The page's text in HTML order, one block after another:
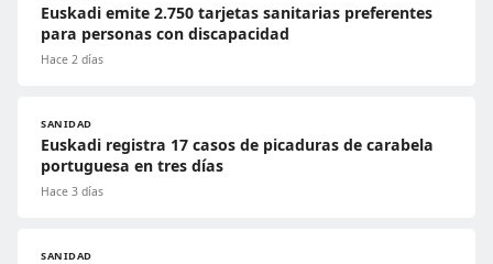
Euskadi emite 2.750 tarjetas sanitarias preferentes
para personas con discapacidad
Hace 2 días
SANIDAD
Euskadi registra 17 casos de picaduras de carabela
portuguesa en tres días
Hace 3 días
SANIDAD